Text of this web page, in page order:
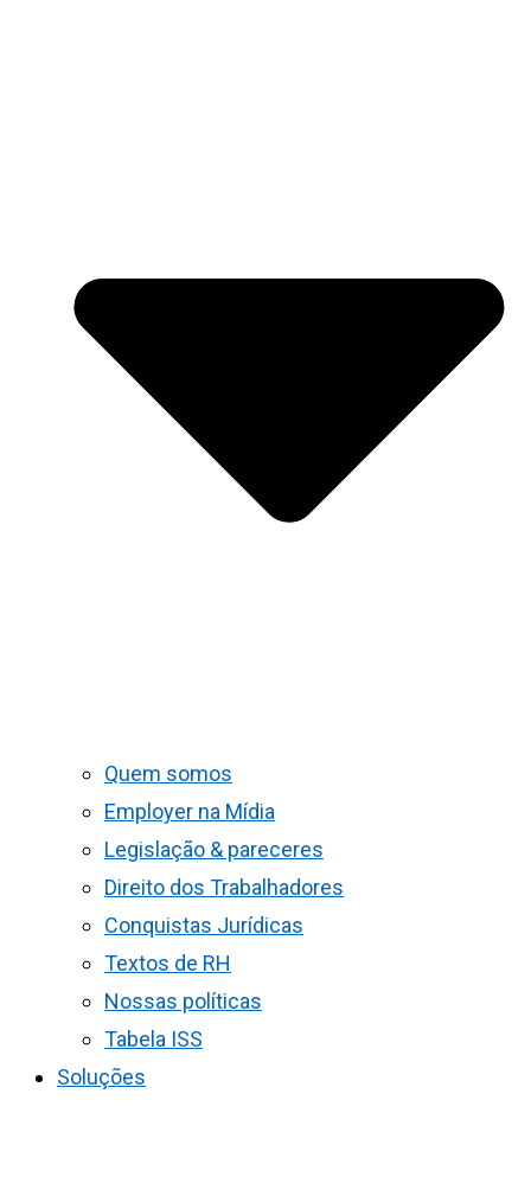
Quem somos
Employer na Mídia
Legislação & pareceres
Direito dos Trabalhadores
Conquistas Jurídicas
Textos de RH
Nossas políticas
Tabela ISS
Soluções